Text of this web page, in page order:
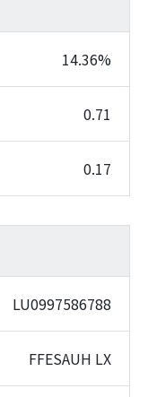
14.36%
0.71
0.17
LU0997586788
FFESAUH LX